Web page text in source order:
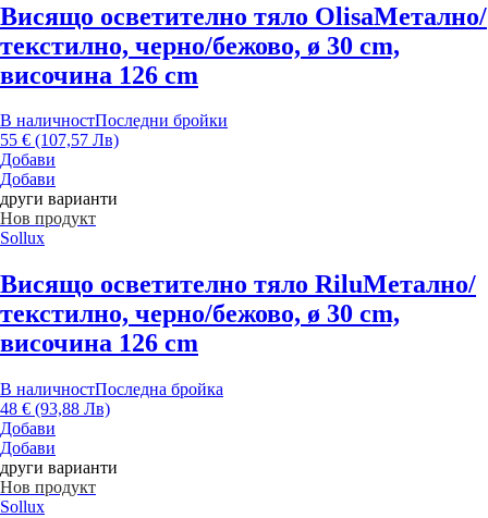
Висящо осветително тяло OlisaМетално/
текстилно, черно/бежово, ø 30 cm,
височина 126 cm
В наличностПоследни бройки
55 € (107,57 Лв)
Добави
Добави
други варианти
Нов продукт
Sollux
Висящо осветително тяло RiluМетално/
текстилно, черно/бежово, ø 30 cm,
височина 126 cm
В наличностПоследна бройка
48 € (93,88 Лв)
Добави
Добави
други варианти
Нов продукт
Sollux